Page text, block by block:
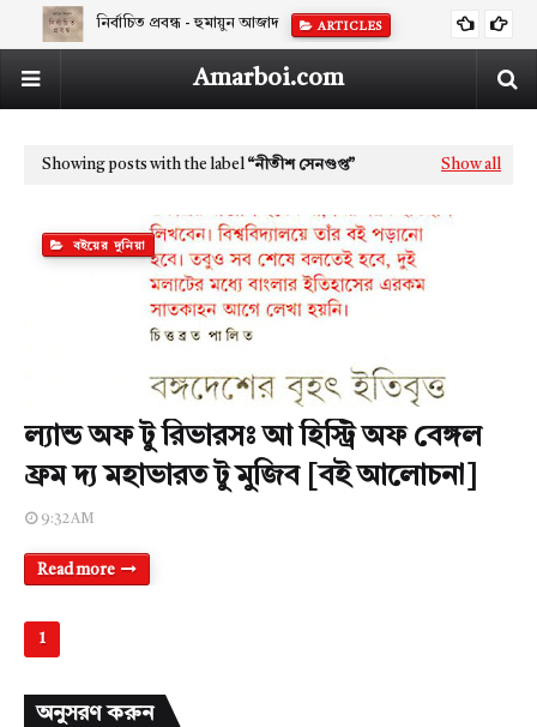
নির্বাচিত প্রবন্ধ - হুমায়ুন আজাদ ARTICLES
Amarboi.com
Showing posts with the label নীতীশ সেনগুপ্ত Show all
বইয়ের দুনিয়া
ল্যান্ড অফ টু রিভারসঃ আ হিস্ট্রি অফ বেঙ্গল
ফ্রম দ্য মহাভারত টু মুজিব [বই আলোচনা]
9:32 AM
Read more
1
অনুসরণ করুন